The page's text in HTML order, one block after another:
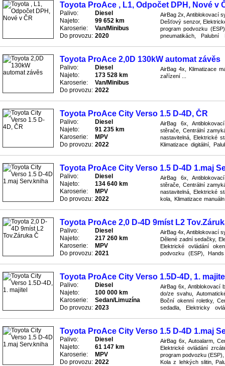
Toyota ProAce , L1, Odpočet DPH, Nové v
Palivo:
Diesel
Najeto:
99 652 km
Karoserie:
Van/Minibus
Do provozu: 2020
AirBag 2x, Antiblokovací
Dešťový senzor,
program podvozku
pneumatikách,
Toyota ProAce 2,0D 130kW automat závěs
Palivo:
Diesel
Najeto:
173 528 km
Karoserie:
Van/Minibus
Do provozu: 2022
AirBag 4x, Klimatizace
zařízení ...
Toyota ProAce City Verso 1.5 D-4D, ČR
Palivo:
Diesel
Najeto:
91 235 km
Karoserie:
MPV
Do provozu: 2022
AirBag 6x,
stěrače, Centrální
nastavitelná, Elektrické
Klimatizace digitální,
Toyota ProAce City Verso 1.5 D-4D 1.maj
Palivo:
Diesel
Najeto:
134 640 km
Karoserie:
MPV
Do provozu: 2022
AirBag 6x,
stěrače, Centrální
nastavitelná, Elektrické
kola, Klimatizace
Toyota ProAce 2,0 D-4D 9míst L2
Palivo:
Diesel
Najeto:
217 260 km
Karoserie:
MPV
Do provozu: 2021
AirBag 4x, Antiblokovací
Dělené zadní sedačky,
Elektrické ovládání
podvozku (ESP),
Toyota ProAce City Verso 1.5D-4D, 1.
Palivo:
Diesel
Najeto:
100 000 km
Karoserie:
Sedan/Limuzína
Do provozu: 2023
AirBag 6x, Antiblokovací
do/ze svahu,
Boční okenní roletky,
sedadla, Elektricky
Toyota ProAce City Verso 1.5 D-4D 1.maj
Palivo:
Diesel
Najeto:
61 147 km
Karoserie:
MPV
Do provozu: 2022
AirBag 6x, Autoalarm,
Elektrické ovládání
program podvozku
Kola z lehkých slitin,